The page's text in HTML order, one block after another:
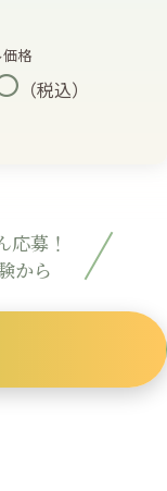
格
（税込）
募！
から